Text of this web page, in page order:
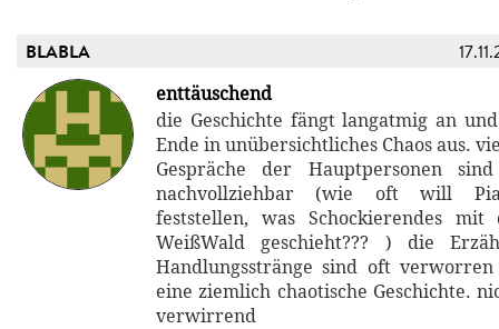
BLABLA
enttäuschend
die Geschichte fängt langatmig an
Ende in unübersichtliches Chaos aus.
Gespräche der Hauptpersonen
nachvollziehbar (wie oft will Pia
feststellen, was Schockierendes
WeißWald geschieht??? ) die
Handlungsstränge sind oft
eine ziemlich chaotische Geschichte.
verwirrend